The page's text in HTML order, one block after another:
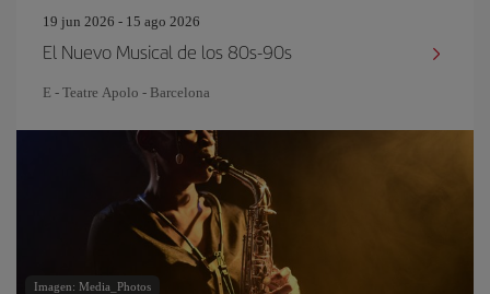
19 jun 2026 - 15 ago 2026
El Nuevo Musical de los 80s-90s
E - Teatre Apolo - Barcelona
Imagen: Media_Photos